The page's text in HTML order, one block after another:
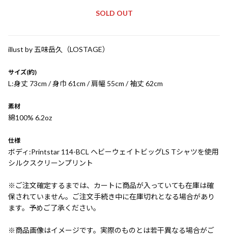
SOLD OUT
illust by 五味岳久（LOSTAGE）
サイズ(約)
L:身丈 73cm / 身巾 61cm / 肩幅 55cm / 袖丈 62cm
素材
綿100% 6.2oz
仕様
ボディ:Printstar 114-BCL ヘビーウェイトビッグLS Tシャツを使用
シルクスクリーンプリント
※ご注文確定するまでは、カートに商品が入っていても在庫は確
保されていません。ご注文手続き中に在庫切れとなる場合があり
ます。予めご了承ください。
※商品画像はイメージです。実際のものとは若干異なる場合がご